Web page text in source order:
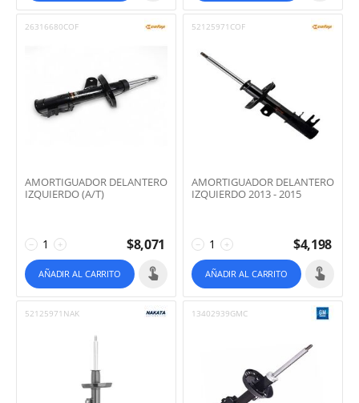
26316680COF
AMORTIGUADOR DELANTERO
IZQUIERDO (A/T)
+
− $8,071
AÑADIR AL CARRITO
52125971COF
AMORTIGUADOR DELANTERO
IZQUIERDO 2013 - 2015
+
− $4,198
AÑADIR AL CARRITO
52125971NAK 13402939GMC